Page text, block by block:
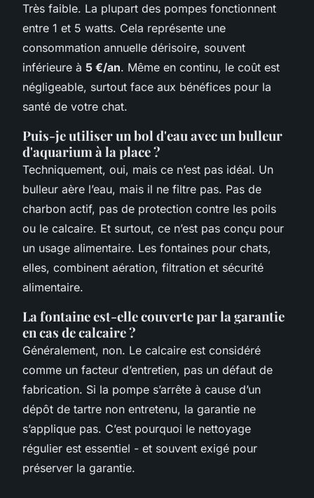
Très faible. La plupart des pompes fonctionnent
entre 1 et 5 watts. Cela représente une
consommation annuelle dérisoire, souvent
inférieure à 5 €/an. Même en continu, le coût est
négligeable, surtout face aux bénéfices pour la
santé de votre chat.
Puis-je utiliser un bol d'eau avec un bulleur
d'aquarium à la place ?
Techniquement, oui, mais ce n’est pas idéal. Un
bulleur aère l’eau, mais il ne filtre pas. Pas de
charbon actif, pas de protection contre les poils
ou le calcaire. Et surtout, ce n’est pas conçu pour
un usage alimentaire. Les fontaines pour chats,
elles, combinent aération, filtration et sécurité
alimentaire.
La fontaine est-elle couverte par la garantie
en cas de calcaire ?
Généralement, non. Le calcaire est considéré
comme un facteur d’entretien, pas un défaut de
fabrication. Si la pompe s’arrête à cause d’un
dépôt de tartre non entretenu, la garantie ne
s’applique pas. C’est pourquoi le nettoyage
régulier est essentiel - et souvent exigé pour
préserver la garantie.